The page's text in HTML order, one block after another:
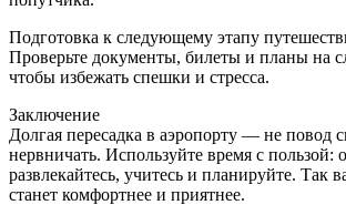
Подготовка к следующему этапу
Проверьте документы, билеты и планы на
чтобы избежать спешки и стресса.
Заключение
Долгая пересадка в аэропорту — не повод
нервничать. Используйте время с пользой:
развлекайтесь, учитесь и планируйте. Так
станет комфортнее и приятнее.